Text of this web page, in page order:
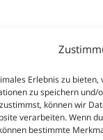
Erlebnis zu
zu speichern und/
können wir
verarbeiten. Wenn
bestimmte
blessed
lights. Sixth